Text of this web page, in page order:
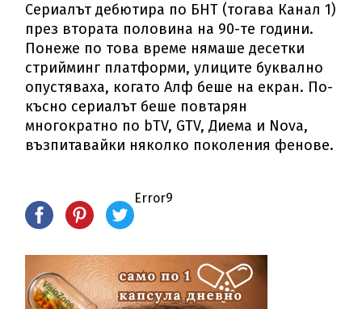
Сериалът дебютира по БНТ (тогава Канал 1)
през втората половина на 90-те години.
Понеже по това време нямаше десетки
стрийминг платформи, улиците буквално
опустяваха, когато Алф беше на екран. По-
късно сериалът беше повтарян
многократно по bTV, GTV, Диема и Nova,
възпитавайки няколко поколения фенове.
Error9